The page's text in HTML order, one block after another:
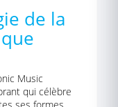
de la
Music
qui célèbre